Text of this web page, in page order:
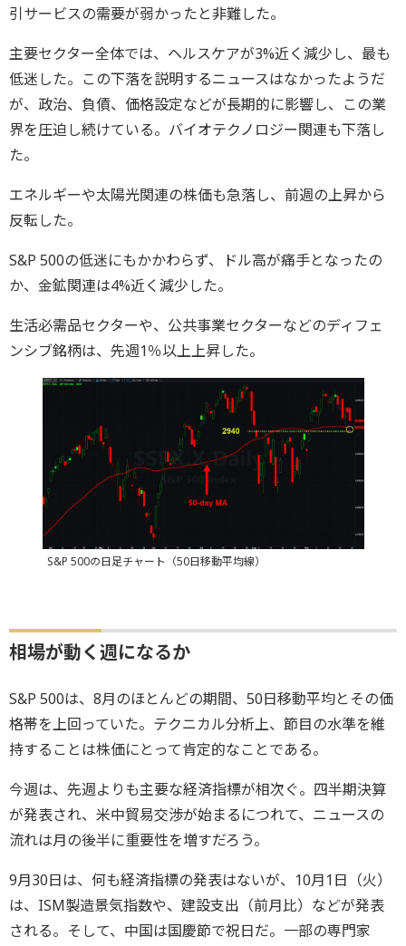
引サービスの需要が弱かったと非難した。
主要セクター全体では、ヘルスケアが3%近く減少し、最も
低迷した。この下落を説明するニュースはなかったようだ
が、政治、負債、価格設定などが長期的に影響し、この業
界を圧迫し続けている。バイオテクノロジー関連も下落し
た。
エネルギーや太陽光関連の株価も急落し、前週の上昇から
反転した。
S&P 500の低迷にもかかわらず、ドル高が痛手となったの
か、金鉱関連は4%近く減少した。
生活必需品セクターや、公共事業セクターなどのディフェ
ンシブ銘柄は、先週1％以上上昇した。
S&P 500の日足チャート（50日移動平均線）
相場が動く週になるか
S&P 500は、8月のほとんどの期間、50日移動平均とその価
格帯を上回っていた。テクニカル分析上、節目の水準を維
持することは株価にとって肯定的なことである。
今週は、先週よりも主要な経済指標が相次ぐ。四半期決算
が発表され、米中貿易交渉が始まるにつれて、ニュースの
流れは月の後半に重要性を増すだろう。
9月30日は、何も経済指標の発表はないが、10月1日（火）
は、ISM製造景気指数や、建設支出（前月比）などが発表
される。そして、中国は国慶節で祝日だ。一部の専門家